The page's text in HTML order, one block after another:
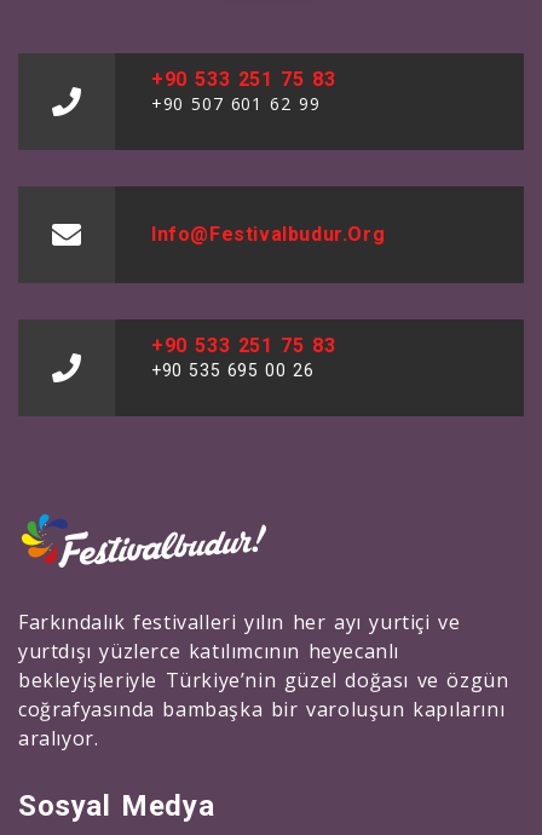
+90 533 251 75 83
+90 507 601 62 99
Info@festivalbudur.org
+90 533 251 75 83
+90 535 695 00 26
Farkındalık festivalleri yılın her ayı yurtiçi ve
yurtdışı yüzlerce katılımcının heyecanlı
bekleyişleriyle Türkiye’nin güzel doğası ve özgün
coğrafyasında bambaşka bir varoluşun kapılarını
aralıyor.
Sosyal Medya